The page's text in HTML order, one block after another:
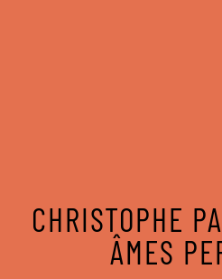
CHRISTOPHE
ÂMES